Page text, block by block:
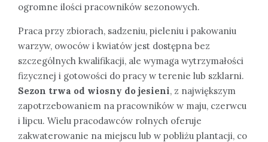
ogromne ilości pracowników sezonowych.
Praca przy zbiorach, sadzeniu, pieleniu i pakowaniu
warzyw, owoców i kwiatów jest dostępna bez
szczególnych kwalifikacji, ale wymaga wytrzymałości
fizycznej i gotowości do pracy w terenie lub szklarni.
Sezon trwa od wiosny do jesieni, z największym
zapotrzebowaniem na pracowników w maju, czerwcu
i lipcu. Wielu pracodawców rolnych oferuje
zakwaterowanie na miejscu lub w pobliżu plantacji, co